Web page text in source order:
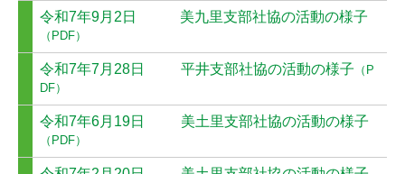
みどの学童クラブ
制服バンク
地域福祉に関すること
生活支援体制整備事業
令和7年9月2日 美九里支部社協の活動の様子
（PDF）
令和7年7月28日 平井支部社協の活動の様子 （P
DF）
令和7年6月19日 美土里支部社協の活動の様子
（PDF）